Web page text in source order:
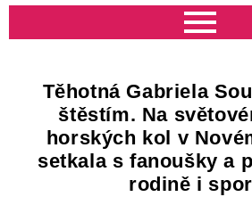
Těhotná Gabriela
štěstím. Na
horských kol v
setkala s fanoušky a
rodině i